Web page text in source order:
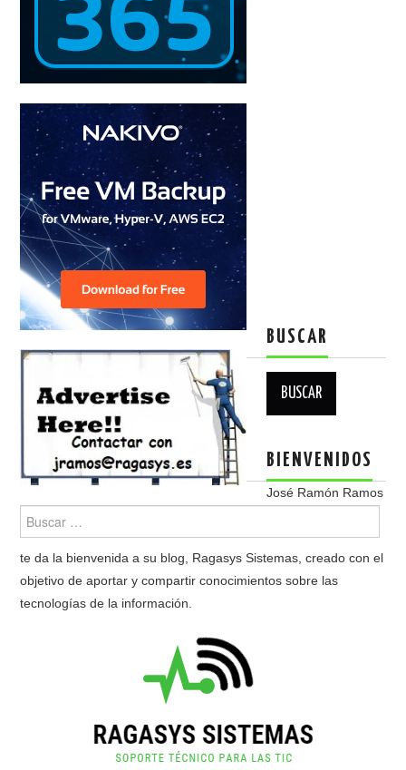
BUSCAR
BIENVENIDOS
José Ramón Ramos
te da la bienvenida a su blog, Ragasys Sistemas, creado con el
objetivo de aportar y compartir conocimientos sobre las
tecnologías de la información.